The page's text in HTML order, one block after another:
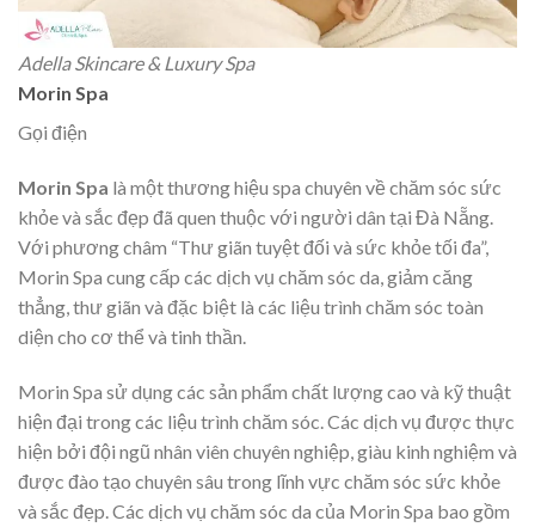
Adella Skincare & Luxury Spa
Morin Spa
Gọi điện
Morin Spa là một thương hiệu spa chuyên về chăm sóc sức
khỏe và sắc đẹp đã quen thuộc với người dân tại Đà Nẵng.
Với phương châm “Thư giãn tuyệt đối và sức khỏe tối đa”,
Morin Spa cung cấp các dịch vụ chăm sóc da, giảm căng
thẳng, thư giãn và đặc biệt là các liệu trình chăm sóc toàn
diện cho cơ thể và tinh thần.
Morin Spa sử dụng các sản phẩm chất lượng cao và kỹ thuật
hiện đại trong các liệu trình chăm sóc. Các dịch vụ được thực
hiện bởi đội ngũ nhân viên chuyên nghiệp, giàu kinh nghiệm và
được đào tạo chuyên sâu trong lĩnh vực chăm sóc sức khỏe
và sắc đẹp. Các dịch vụ chăm sóc da của Morin Spa bao gồm